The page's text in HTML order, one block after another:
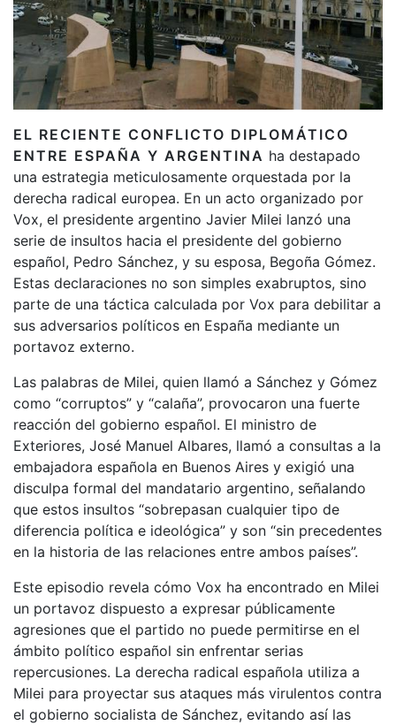
EL RECIENTE CONFLICTO DIPLOMÁTICO
ENTRE ESPAÑA Y ARGENTINA ha destapado
una estrategia meticulosamente orquestada por la
derecha radical europea. En un acto organizado por
Vox, el presidente argentino Javier Milei lanzó una
serie de insultos hacia el presidente del gobierno
español, Pedro Sánchez, y su esposa, Begoña Gómez.
Estas declaraciones no son simples exabruptos, sino
parte de una táctica calculada por Vox para debilitar a
sus adversarios políticos en España mediante un
portavoz externo.
Las palabras de Milei, quien llamó a Sánchez y Gómez
como “corruptos” y “calaña”, provocaron una fuerte
reacción del gobierno español. El ministro de
Exteriores, José Manuel Albares, llamó a consultas a la
embajadora española en Buenos Aires y exigió una
disculpa formal del mandatario argentino, señalando
que estos insultos “sobrepasan cualquier tipo de
diferencia política e ideológica” y son “sin precedentes
en la historia de las relaciones entre ambos países”.
Este episodio revela cómo Vox ha encontrado en Milei
un portavoz dispuesto a expresar públicamente
agresiones que el partido no puede permitirse en el
ámbito político español sin enfrentar serias
repercusiones. La derecha radical española utiliza a
Milei para proyectar sus ataques más virulentos contra
el gobierno socialista de Sánchez, evitando así las